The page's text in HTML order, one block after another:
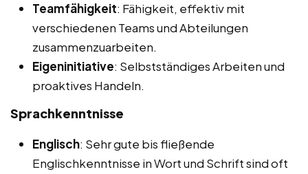
Teamfähigkeit: Fähigkeit, effektiv mit
verschiedenen Teams und Abteilungen
zusammenzuarbeiten.
Eigeninitiative: Selbstständiges Arbeiten und
proaktives Handeln.
Sprachkenntnisse
Englisch: Sehr gute bis fließende
Englischkenntnisse in Wort und Schrift sind oft